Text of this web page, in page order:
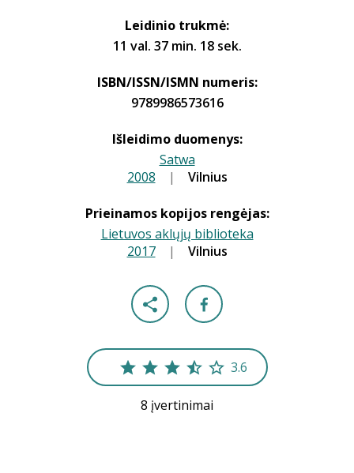
Leidinio trukmė:
11 val. 37 min. 18 sek.
ISBN/ISSN/ISMN numeris:
9789986573616
Išleidimo duomenys:
Satwa
2008 | Vilnius
Prieinamos kopijos rengėjas:
Lietuvos aklųjų biblioteka
2017 | Vilnius
3.6
8 įvertinimai